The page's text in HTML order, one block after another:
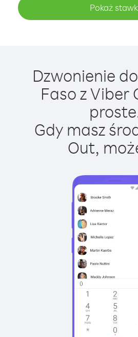
Pokaż
Dzwonienie
Faso z Viber
Gdy masz
Out,